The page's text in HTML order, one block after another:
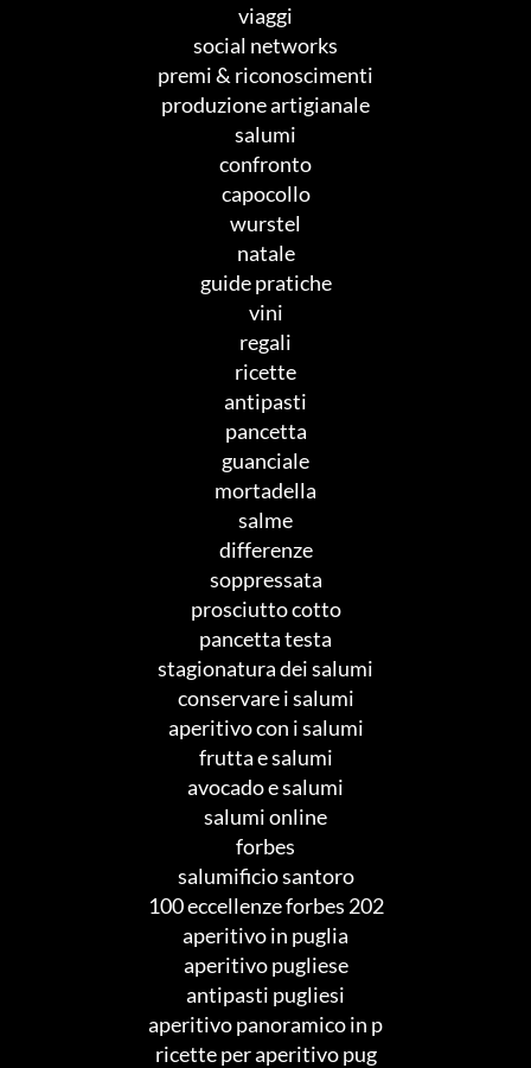
viaggi
social networks
premi & riconoscimenti
produzione artigianale
salumi
confronto
capocollo
wurstel
natale
guide pratiche
vini
regali
ricette
antipasti
pancetta
guanciale
mortadella
salme
differenze
soppressata
prosciutto cotto
pancetta testa
stagionatura dei salumi
conservare i salumi
aperitivo con i salumi
frutta e salumi
avocado e salumi
salumi online
forbes
salumificio santoro
100 eccellenze forbes 202
aperitivo in puglia
aperitivo pugliese
antipasti pugliesi
aperitivo panoramico in p
ricette per aperitivo pug